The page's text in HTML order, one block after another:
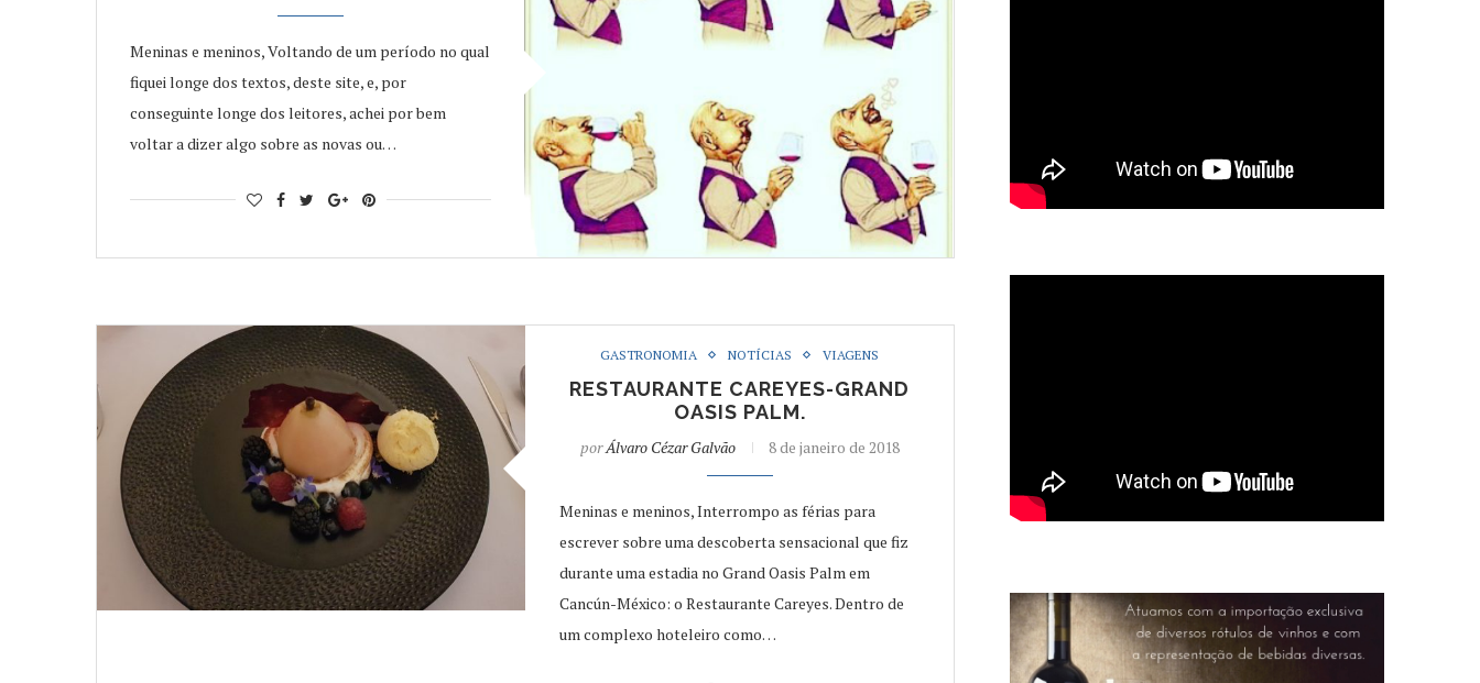
Meninas e meninos, Voltando de um período no qual
fiquei longe dos textos, deste site, e, por
conseguinte longe dos leitores, achei por bem
voltar a dizer algo sobre as novas ou…
GASTRONOMIA NOTÍCIAS VIAGENS
RESTAURANTE CAREYES-GRAND
OASIS PALM.
porÁlvaro Cézar Galvão 8 de janeiro de 2018
Meninas e meninos, Interrompo as férias para
escrever sobre uma descoberta sensacional que fiz
durante uma estadia no Grand Oasis Palm em
Cancún-México: o Restaurante Careyes. Dentro de
um complexo hoteleiro como…